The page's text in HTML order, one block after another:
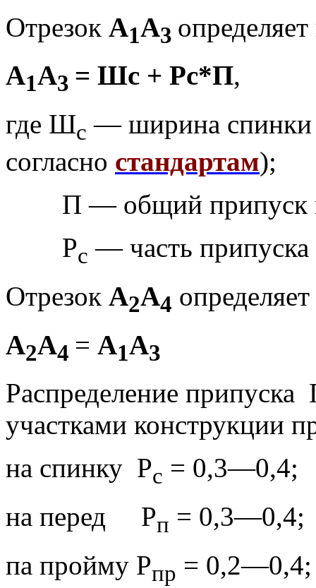
Отрезок А1А3
А1А3 = Шс + Рс*П,
где Шс — ширина спинки
согласно стандартам);
П — общий припуск
Рс — часть
Отрезок А2А4
А2А4 = А1А3
Распределение припуска
участками конструкции
на спинку Рс = 0,3—0,4;
на перед Рп = 0,3—0,4;
па пройму Рпр = 0,2—0,4;